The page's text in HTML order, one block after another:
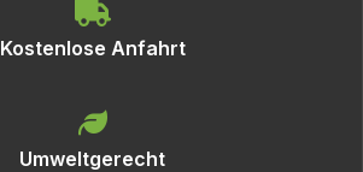
Kostenlose Anfahrt
Umweltgerecht